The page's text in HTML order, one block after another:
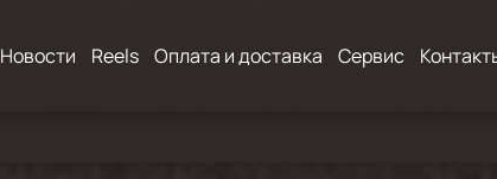
Новости Reels Оплата и доставка Сервис